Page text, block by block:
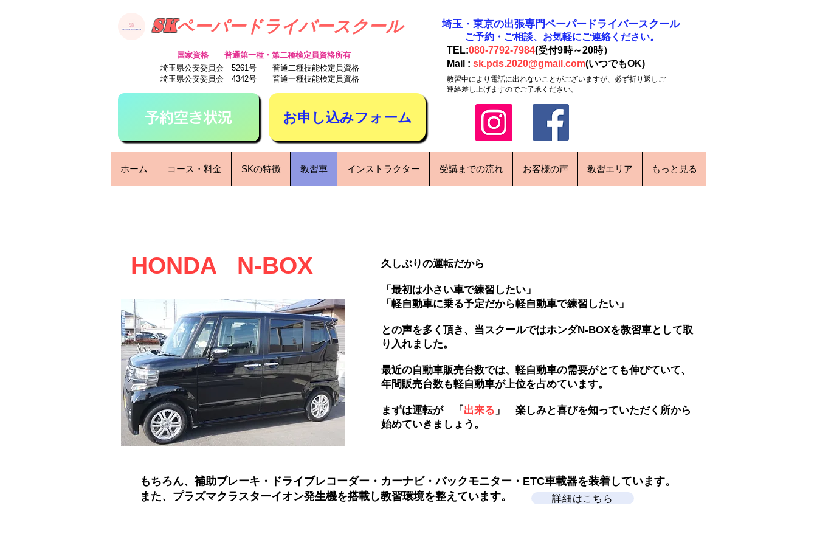
SKペーパードライバースクール
​国家資格 普通第一種・第二種検定員資格所有
​埼玉県公安委員会 5261号 普通二種技能検定員資格
​埼玉県公安委員会 4342号 普通一種技能検定員資格
予約空き状況 お申し込みフォーム
​埼玉・東京の出張専門​ペーパードライバースクール
​ご予約・ご相談、お気軽にご連絡ください。
TEL:080-7792-7984(受付9時～20時）
Mail : sk.pds.2020@gmail.com(いつでもOK)
教習中により電話に出れないことがございますが、必ず折り返しご
連絡差し上げますのでご了承ください。
ホーム コース・料金 SKの特徴 教習車 インストラクター 受講までの流れ お客様の声 教習エリア もっと見る
​HONDA N-BOX 久しぶりの運転だから
「最初は小さい車で練習したい」
「軽自動車に乗る予定だから軽自動車で練習したい」
との声を多く頂き、当スクールではホンダN-BOXを教習車として取
り入れました。
最近の自動車販売台数では、軽自動車の需要がとても伸びていて、
年間販売台数も軽自動車が上位を占めています。
​まずは運転が 「 出来る 」 楽しみと喜びを知っていただく所から
始めていきましょう。
もちろん、補助ブレーキ・ドライブレコーダー・カーナビ・バックモニター・ETC車載器を装着しています。
​また、プラズマクラスターイオン発生機を搭載し教習環境を整えています。
詳細はこちら